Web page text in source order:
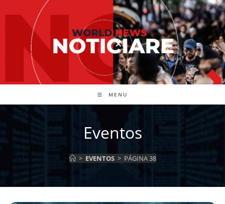
MENU
Eventos
> EVENTOS > PÁGINA 38